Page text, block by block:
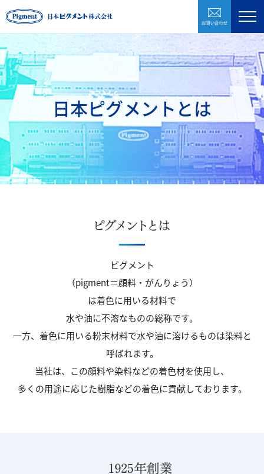
製品紹介
企業情報
研究開発
環境・CSR
採用情報
お問い合わせ
CLOSE
日本ピグメントとは
ピグメント
（pigment＝顔料・がんりょう）
は着色に用いる材料で
水や油に不溶なものの総称です。
一方、着色に用いる粉末材料で水や油に溶けるものは染料と
呼ばれます。
当社は、この顔料や染料などの着色材を使用し、
多くの用途に応じた樹脂などの着色に貢献しております。